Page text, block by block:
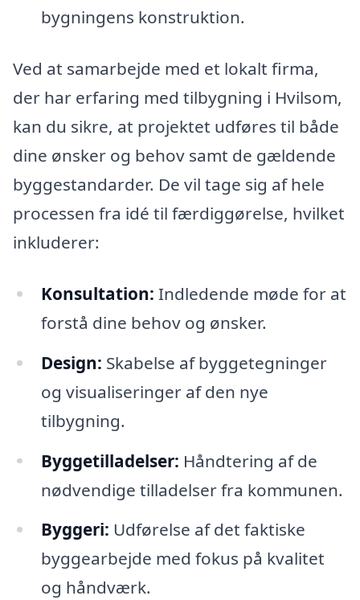
bygningens konstruktion.
Ved at samarbejde med et lokalt firma,
der har erfaring med tilbygning i Hvilsom,
kan du sikre, at projektet udføres til både
dine ønsker og behov samt de gældende
byggestandarder. De vil tage sig af hele
processen fra idé til færdiggørelse, hvilket
inkluderer:
Konsultation: Indledende møde for at
forstå dine behov og ønsker.
Design: Skabelse af byggetegninger
og visualiseringer af den nye
tilbygning.
Byggetilladelser: Håndtering af de
nødvendige tilladelser fra kommunen.
Byggeri: Udførelse af det faktiske
byggearbejde med fokus på kvalitet
og håndværk.